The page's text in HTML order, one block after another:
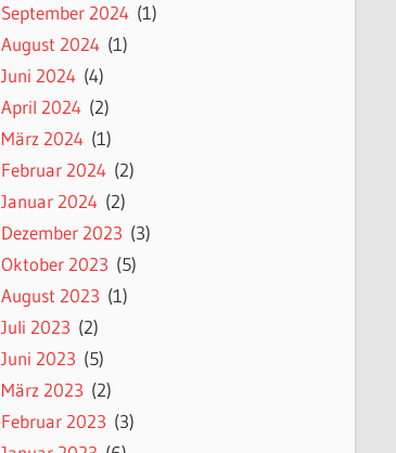
September 2024(1)
August 2024(1)
Juni 2024(4)
April 2024(2)
März 2024(1)
Februar 2024(2)
Januar 2024(2)
Dezember 2023 (3)
Oktober 2023 (5)
August 2023 (1)
Juli 2023 (2)
Juni 2023 (5)
März 2023 (2)
Februar 2023 (3)